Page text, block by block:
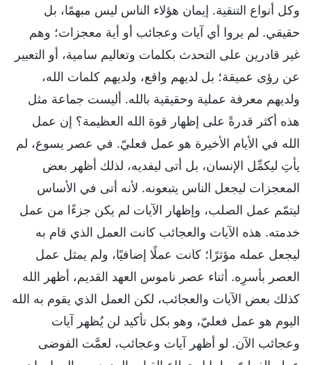
وكل أنواع التنقية. إيمان هؤلاء الناس ليس مبهمًا، بل
حقيقي. لم يروا أي آيات وعجائب أو أية معجزات؛ وهم
غير قادرين على التحدث بكلمات وتعاليم سامية، أو التعبير
عن رؤى عميقة؛ بل لديهم واقع، ولديهم كلمات الله،
ولديهم معرفة عملية وحقيقية بالله. أليست جماعة مثل
هذه أكثر قدرةً على إظهار قوة الله العظيمة؟ إن عمل
الله في الأيام الأخيرة هو عمل فعليّ. في عصر يسوع، لم
يأتِ ليكمِّل الإنسان، بل أتى ليفديه، لذلك أظهر بعض
المعجزات ليجعل الناس يتبعونه. لأنه أتى في الأساس
ليتمّم عمل الصلب، وإظهار الآيات لم يكن جزءًا من عمل
خدمته. هذه الآيات والعجائب كانت العمل الذي قام به
ليجعل عمله مؤثرًا؛ كانت عملًا إضافيًا، ولم يمثل عمل
العصر بأسرِه. أثناء عصر ناموس العهد القديم، أظهر الله
كذلك بعض الآيات والعجائب، لكن العمل الذي يقوم به الله
اليوم هو عمل فعليّ، وهو بكل تأكيد لن يُظهر آيات
وعجائب الآن. لو أظهر آيات وعجائب، لعمَّت الفوضى